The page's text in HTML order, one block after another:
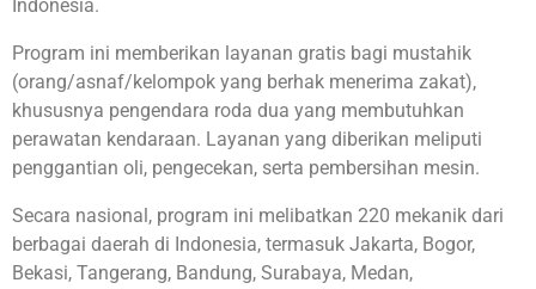
Indonesia.
Program ini memberikan layanan gratis bagi mustahik
(orang/asnaf/kelompok yang berhak menerima zakat),
khususnya pengendara roda dua yang membutuhkan
perawatan kendaraan. Layanan yang diberikan meliputi
penggantian oli, pengecekan, serta pembersihan mesin.
Secara nasional, program ini melibatkan 220 mekanik dari
berbagai daerah di Indonesia, termasuk Jakarta, Bogor,
Bekasi, Tangerang, Bandung, Surabaya, Medan,